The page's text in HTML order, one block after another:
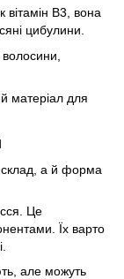
вітамін В3, вона
цибулини.
матеріал для
склад, а й форма
Це
Їх варто
але можуть